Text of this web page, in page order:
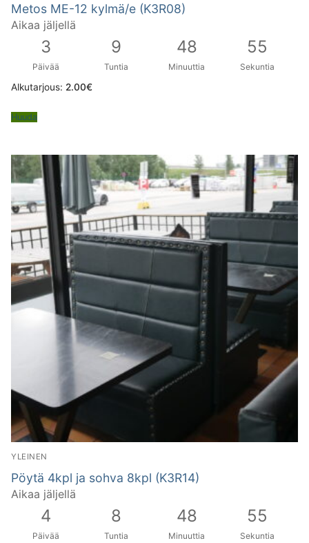
Metos ME-12 kylmä/e (K3R08)
Aikaa jäljellä
3
Päivää
9
Tuntia
48
Minuuttia
55
Sekuntia
Alkutarjous: 2.00€
Huuda
YLEINEN
Pöytä 4kpl ja sohva 8kpl (K3R14)
Aikaa jäljellä
4
Päivää
8
Tuntia
48
Minuuttia
55
Sekuntia